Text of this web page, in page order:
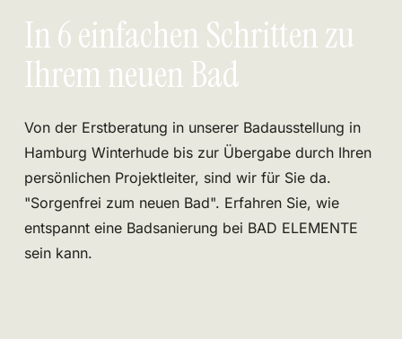
In 6 einfachen Schritten zu
Ihrem neuen Bad
Von der Erstberatung in unserer Badausstellung in
Hamburg Winterhude bis zur Übergabe durch Ihren
persönlichen Projektleiter, sind wir für Sie da.
"Sorgenfrei zum neuen Bad". Erfahren Sie, wie
entspannt eine Badsanierung bei BAD ELEMENTE
sein kann.